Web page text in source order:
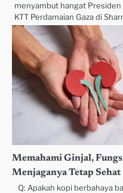
menyambut hangat
KTT Perdamaian Gaza di
Memahami Ginjal,
Menjaganya Tetap Sehat
Q: Apakah kopi berbahaya